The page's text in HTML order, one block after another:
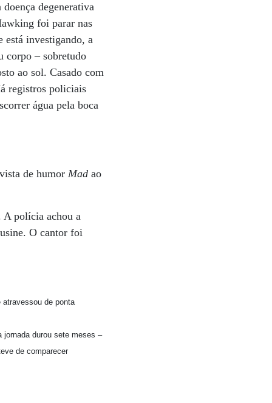
degenerativa
foi parar nas
está investigando, a
corpo – sobretudo
ao sol. Casado com
registros policiais
água pela boca
de humor Madao
A polícia achou a
O cantor foi
atravessou de ponta
jornada durou sete meses –
de comparecer